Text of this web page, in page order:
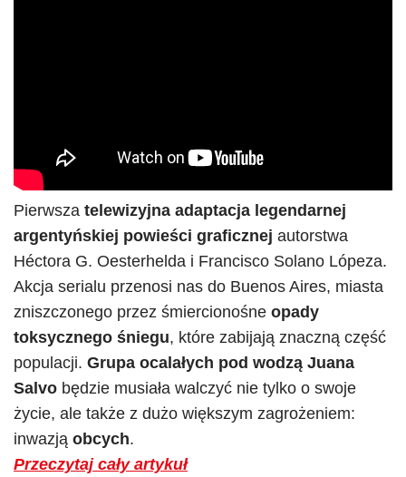
Pierwsza telewizyjna adaptacja legendarnej
argentyńskiej powieści graficznej autorstwa
Héctora G. Oesterhelda i Francisco Solano Lópeza.
Akcja serialu przenosi nas do Buenos Aires, miasta
zniszczonego przez śmiercionośne opady
toksycznego śniegu, które zabijają znaczną część
populacji. Grupa ocalałych pod wodzą Juana
Salvo będzie musiała walczyć nie tylko o swoje
życie, ale także z dużo większym zagrożeniem:
inwazją obcych.
Przeczytaj cały artykuł